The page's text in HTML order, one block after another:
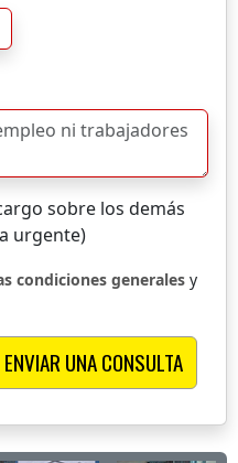
sobre los demás
urgente)
condiciones generales y